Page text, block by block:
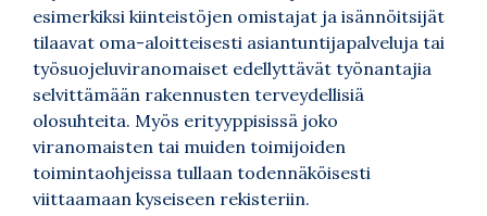
esimerkiksi kiinteistöjen omistajat ja isännöitsijät
tilaavat oma-aloitteisesti asiantuntijapalveluja tai
työsuojeluviranomaiset edellyttävät työnantajia
selvittämään rakennusten terveydellisiä
olosuhteita. Myös erityyppisissä joko
viranomaisten tai muiden toimijoiden
toimintaohjeissa tullaan todennäköisesti
viittaamaan kyseiseen rekisteriin.